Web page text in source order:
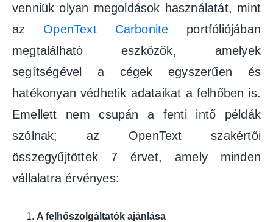
venniük olyan megoldások használatát, mint
az OpenText Carbonite portfóliójában
megtalálható eszközök, amelyek
segítségével a cégek egyszerűen és
hatékonyan védhetik adataikat a felhőben is.
Emellett nem csupán a fenti intő példák
szólnak; az OpenText szakértői
összegyűjtöttek 7 érvet, amely minden
vállalatra érvényes:
A felhőszolgáltatók ajánlása